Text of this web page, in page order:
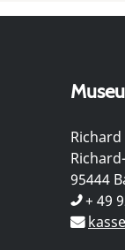
95444
+ 49